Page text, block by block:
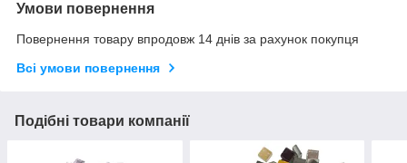
Умови повернення
Повернення товару впродовж 14 днів за рахунок покупця
Всі умови повернення
Подібні товари компанії